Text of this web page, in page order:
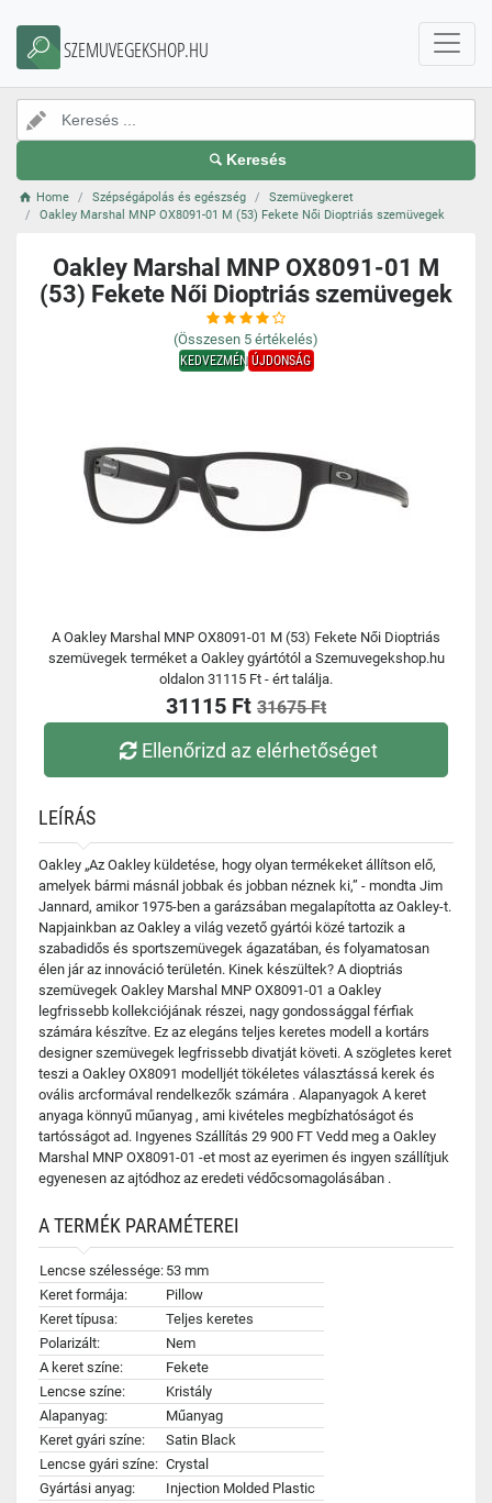
SZEMUVEGEKSHOP.HU
Keresés
Home Szépségápolás és egészség
Szemüvegkeret
Oakley Marshal MNP OX8091-01 M (53) Fekete Női Dioptriás szemüvegek
Oakley Marshal MNP OX8091-01 M
(53) Fekete Női Dioptriás szemüvegek
(Összesen 5 értékelés)
KEDVEZMÉNYÚJDONSÁG
A Oakley Marshal MNP OX8091-01 M (53) Fekete Női Dioptriás
szemüvegek terméket a Oakley gyártótól a Szemuvegekshop.hu
oldalon 31115 Ft - ért találja.
31115 Ft 31675 Ft
Ellenőrizd az elérhetőséget
LEÍRÁS
Oakley „Az Oakley küldetése, hogy olyan termékeket állítson elő,
amelyek bármi másnál jobbak és jobban néznek ki,” - mondta Jim
Jannard, amikor 1975-ben a garázsában megalapította az Oakley-t.
Napjainkban az Oakley a világ vezető gyártói közé tartozik a
szabadidős és sportszemüvegek ágazatában, és folyamatosan
élen jár az innováció területén. Kinek készültek? A dioptriás
szemüvegek Oakley Marshal MNP OX8091-01 a Oakley
legfrissebb kollekciójának részei, nagy gondossággal férfiak
számára készítve. Ez az elegáns teljes keretes modell a kortárs
designer szemüvegek legfrissebb divatját követi. A szögletes keret
teszi a Oakley OX8091 modelljét tökéletes választássá kerek és
ovális arcformával rendelkezők számára . Alapanyagok A keret
anyaga könnyű műanyag , ami kivételes megbízhatóságot és
tartósságot ad. Ingyenes Szállítás 29 900 FT Vedd meg a Oakley
Marshal MNP OX8091-01 -et most az eyerimen és ingyen szállítjuk
egyenesen az ajtódhoz az eredeti védőcsomagolásában .
A TERMÉK PARAMÉTEREI
Lencse szélessége: 53 mm
Keret formája:
Pillow
Keret típusa:
Teljes keretes
Polarizált:
Nem
A keret színe:
Fekete
Lencse színe:
Kristály
Alapanyag:
Műanyag
Keret gyári színe:
Satin Black
Lencse gyári színe: Crystal
Gyártási anyag:
Injection Molded Plastic